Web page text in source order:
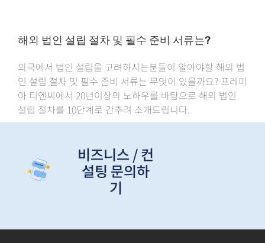
해외 법인 설립 절차 및 필수 준비 서류는?
외국에서 법인 설립을 고려하시는분들이 알아야할 해외 법
인 설립 절차 및 필수 준비 서류는 무엇이 있을까요? 프레미
아 티엔씨에서 20년이상의 노하우를 바탕으로 해외 법인
설립 절차를 10단계로 간추려 소개드립니다.
비즈니스 / 컨
설팅 문의하
기